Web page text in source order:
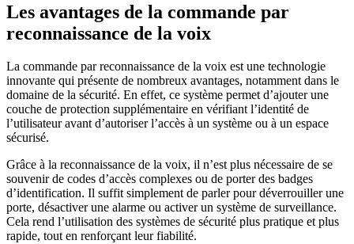
Les avantages de la commande par
reconnaissance de la voix
La commande par reconnaissance de la voix est une technologie
innovante qui présente de nombreux avantages, notamment dans le
domaine de la sécurité. En effet, ce système permet d’ajouter une
couche de protection supplémentaire en vérifiant l’identité de
l’utilisateur avant d’autoriser l’accès à un système ou à un espace
sécurisé.
Grâce à la reconnaissance de la voix, il n’est plus nécessaire de se
souvenir de codes d’accès complexes ou de porter des badges
d’identification. Il suffit simplement de parler pour déverrouiller une
porte, désactiver une alarme ou activer un système de surveillance.
Cela rend l’utilisation des systèmes de sécurité plus pratique et plus
rapide, tout en renforçant leur fiabilité.